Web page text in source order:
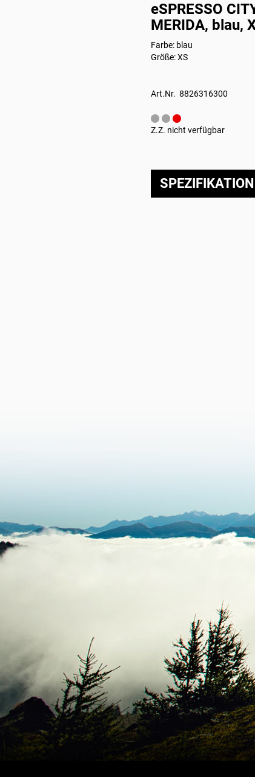
eSPRESSO
MERIDA, blau,
Farbe: blau
Größe: XS
Art.Nr. 8826316300
Z.Z. nicht verfügbar